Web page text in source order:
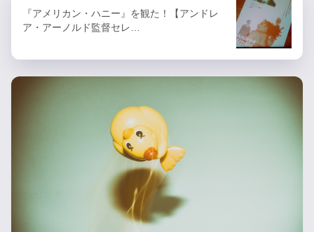
『アメリカン・ハニー』を観た！【アンドレ
ア・アーノルド監督セレ…